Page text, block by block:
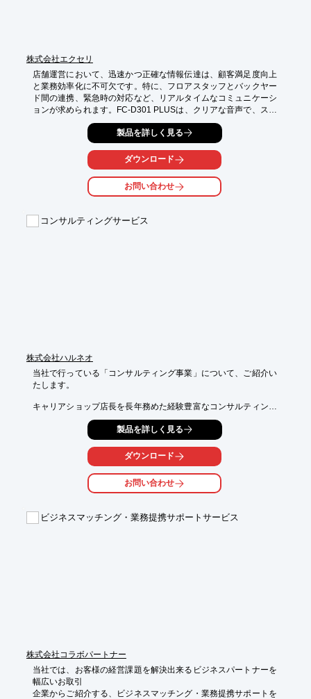
株式会社エクセリ
店舗運営において、迅速かつ正確な情報伝達は、顧客満足度向上
と業務効率化に不可欠です。特に、フロアスタッフとバックヤー
ド間の連携、緊急時の対応など、リアルタイムなコミュニケーシ
ョンが求められます。FC-D301 PLUSは、クリアな音声で、スム
ーズな情報共有を可能にし、店舗運営をサポートします。
【活用シーン】
・フロアスタッフとバックヤード間の連絡
・開店準備、閉店作業時の連絡
・緊急時のスタッフ間の連携
・在庫確認、商品に関する問い合わせ
・迅速な情報伝達による顧客対応の向上
製品を詳しく見る
ダウンロード
お問い合わせ
コンサルティングサービス
株式会社ハルネオ
当社で行っている「コンサルティング事業」について、ご紹介い
たします。
キャリアショップ店長を長年務めた経験豊富なコンサルティング
単なる店頭販売だけではなく、店舗の立地に基づいた戦略的な販
店舗運営などの幅広い分野に対応。
その他、携帯電話販売店向けのイベント企画・運営をはじめ、営
【事業案内】
製品を詳しく見る
ダウンロード
お問い合わせ
ビジネスマッチング・業務提携サポートサービス
株式会社コラボパートナー
当社では、お客様の経営課題を解決出来るビジネスパートナーを
幅広いお取引
企業からご紹介する、ビジネスマッチング・業務提携サポートを